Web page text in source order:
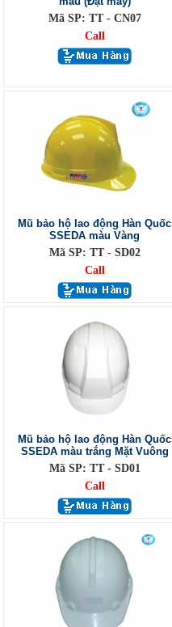
Mã SP: TT - CN07
Call
Mũ bảo hộ lao động Hàn Quốc
SSEDA màu Vàng
Mã SP: TT - SD02
Call
Mũ bảo hộ lao động Hàn Quốc
SSEDA màu trắng Mặt Vuông
Mã SP: TT - SD01
Call